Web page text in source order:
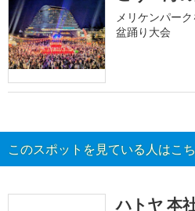
メリケンパー
盆踊り大会
このスポットを見ている人はこ
ハトヤ 本